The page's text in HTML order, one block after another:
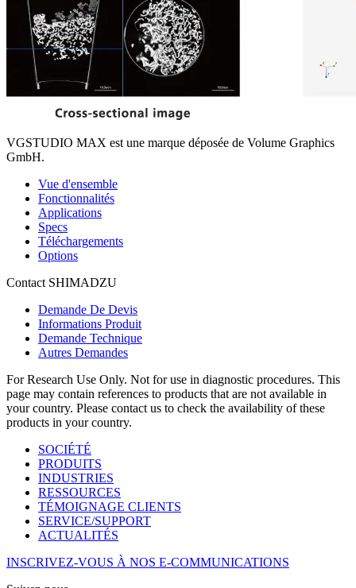
VGSTUDIO MAX est une marque déposée de Volume Graphics
GmbH.
Vue d'ensemble
Fonctionnalités
Applications
Specs
Téléchargements
Options
Contact SHIMADZU
Demande De Devis
Informations Produit
Demande Technique
Autres Demandes
For Research Use Only. Not for use in diagnostic procedures. This
page may contain references to products that are not available in
your country. Please contact us to check the availability of these
products in your country.
SOCIÉTÉ
PRODUITS
INDUSTRIES
RESSOURCES
TÉMOIGNAGE CLIENTS
SERVICE/SUPPORT
ACTUALITÉS
INSCRIVEZ-VOUS À NOS E-COMMUNICATIONS